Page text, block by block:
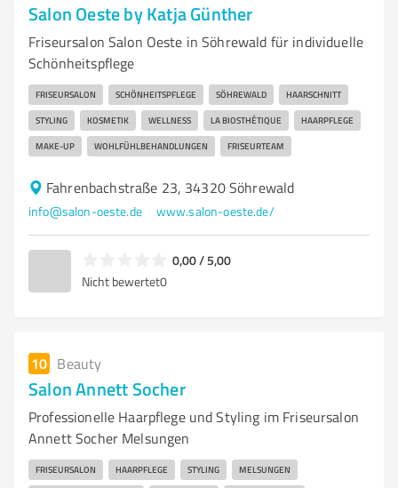
Salon Oeste by Katja Günther
Friseursalon Salon Oeste in Söhrewald für individuelle
Schönheitspflege
FRISEURSALON SCHÖNHEITSPFLEGE SÖHREWALD HAARSCHNITT
STYLING KOSMETIK WELLNESS LA BIOSTHÉTIQUE HAARPFLEGE
MAKE-UP WOHLFÜHLBEHANDLUNGEN FRISEURTEAM
Fahrenbachstraße 23, 34320 Söhrewald
info@salon-oeste.de www.salon-oeste.de/
0,00 / 5,00
Nicht bewertet0
10 Beauty
Salon Annett Socher
Professionelle Haarpflege und Styling im Friseursalon
Annett Socher Melsungen
FRISEURSALON HAARPFLEGE STYLING MELSUNGEN